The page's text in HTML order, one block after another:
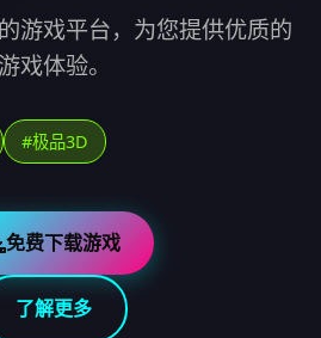
游戏平台，为您提供优质的
游戏体验。
#极品3D
免费下载游戏
了解更多